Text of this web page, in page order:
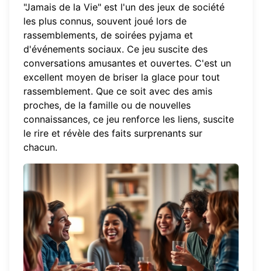
"Jamais de la Vie" est l'un des jeux de société
les plus connus, souvent joué lors de
rassemblements, de soirées pyjama et
d'événements sociaux. Ce jeu suscite des
conversations amusantes et ouvertes. C'est un
excellent moyen de briser la glace pour tout
rassemblement. Que ce soit avec des amis
proches, de la famille ou de nouvelles
connaissances, ce jeu renforce les liens, suscite
le rire et révèle des faits surprenants sur
chacun.